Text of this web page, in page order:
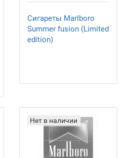
Сигареты Marlboro
Summer fusion (Limited
edition)
Нет в наличии